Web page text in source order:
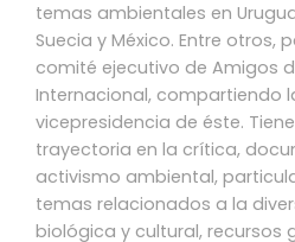
temas ambientales en
Suecia y México. Entre otros,
comité ejecutivo de Amigos
Internacional, compartiendo
vicepresidencia de éste.
trayectoria en la crítica,
activismo ambiental,
temas relacionados a la
biológica y cultural, recursos